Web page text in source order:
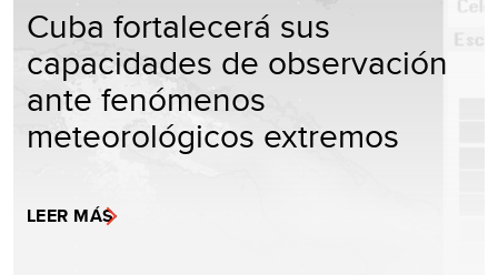
Cuba fortalecerá sus
capacidades de observación
ante fenómenos
meteorológicos extremos
LEER MÁS